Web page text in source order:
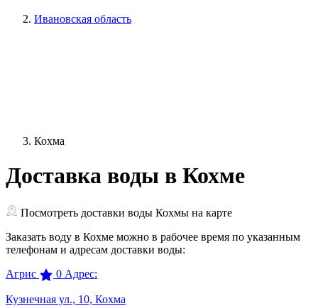
Ивановская область
Кохма
Доставка воды в Кохме
Посмотреть доставки воды Кохмы на карте
Заказать воду в Кохме можно в рабочее время по указанным
телефонам и адресам доставки воды:
Агрис
0 Адрес:
Кузнечная ул., 10, Кохма